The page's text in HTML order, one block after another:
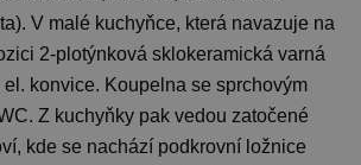
V malé kuchyňce, která navazuje na
2-plotýnková sklokeramická varná
konvice. Koupelna se sprchovým
Z kuchyňky pak vedou zatočené
kde se nachází podkrovní ložnice